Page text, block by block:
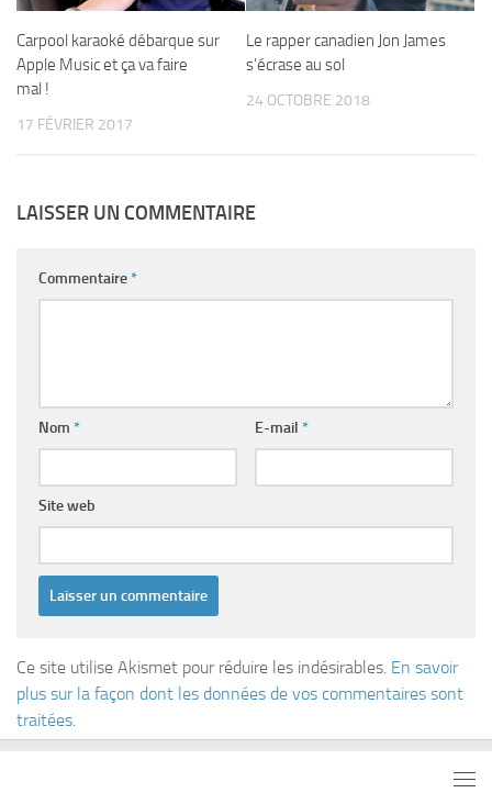
Carpool karaoké débarque sur
Apple Music et ça va faire
mal !
17 FÉVRIER 2017
Le rapper canadien Jon James
s’écrase au sol
24 OCTOBRE 2018
LAISSER UN COMMENTAIRE
Commentaire*
Nom * E-mail *
Site web
Ce site utilise Akismet pour réduire les indésirables. En savoir
plus sur la façon dont les données de vos commentaires sont
traitées